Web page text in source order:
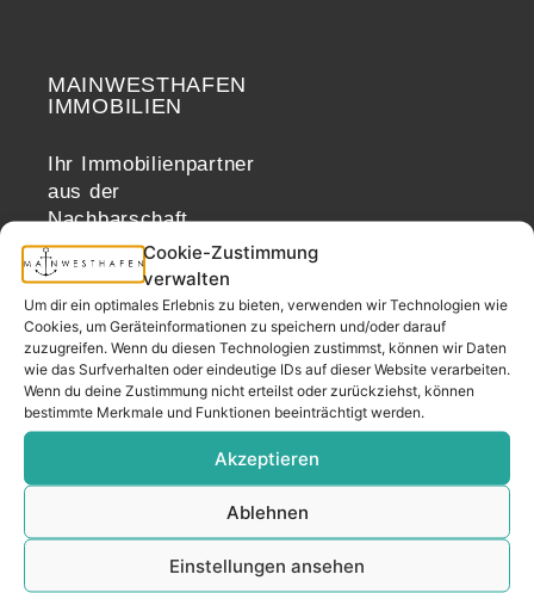
Cookie-Zustimmung
verwalten
Um dir ein optimales Erlebnis zu bieten, verwenden wir Technologien wie
Cookies, um Geräteinformationen zu speichern und/oder darauf
zuzugreifen. Wenn du diesen Technologien zustimmst, können wir Daten
wie das Surfverhalten oder eindeutige IDs auf dieser Website verarbeiten.
Wenn du deine Zustimmung nicht erteilst oder zurückziehst, können
bestimmte Merkmale und Funktionen beeinträchtigt werden.
Akzeptieren
Ablehnen
Einstellungen ansehen
MAINWESTHAFEN
IMMOBILIEN
Ihr Immobilienpartner
aus der
Nachbarschaft.
– seit 2017.
KONTAKT
Adresse
Mainwesthafen Immobilien Speicherstraße 5
60327 Frankfurt
Telefon